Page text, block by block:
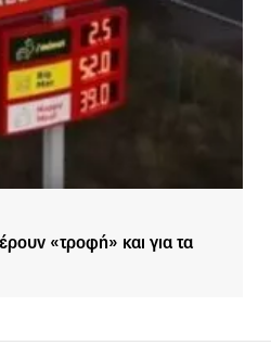
«τροφή» και για τα